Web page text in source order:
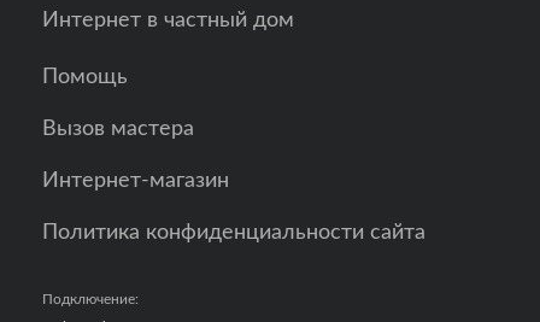
Интернет в частный дом
Помощь
Вызов мастера
Интернет-магазин
Политика конфиденциальности сайта
Подключение: